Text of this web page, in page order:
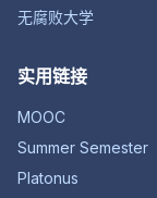
无腐败大学
实用链接
MOOC
Summer Semester
Platonus